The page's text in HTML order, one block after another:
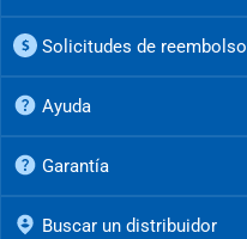
Solicitudes de reembolso
Ayuda
Garantía
Buscar un distribuidor